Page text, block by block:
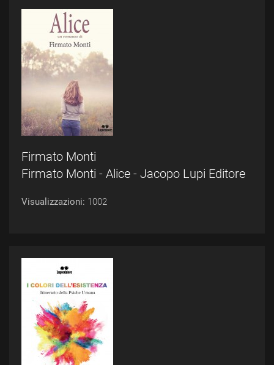
Firmato Monti
Firmato Monti - Alice - Jacopo Lupi Editore
Visualizzazioni: 1002